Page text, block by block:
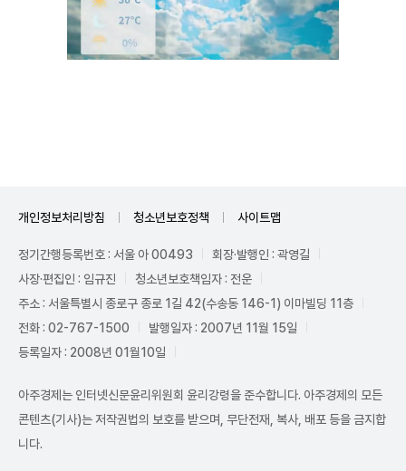
개인정보처리방침 청소년보호정책 사이트맵
정기간행등록번호 : 서울 아 00493
회장·발행인 : 곽영길
사장·편집인 : 임규진
청소년보호책임자 : 전운
주소 : 서울특별시 종로구 종로 1길 42(수송동 146-1) 이마빌딩 11층
전화 : 02-767-1500
발행일자 : 2007년 11월 15일
등록일자 : 2008년 01월10일
아주경제는 인터넷신문윤리위원회 윤리강령을 준수합니다. 아주경제의 모든
콘텐츠(기사)는 저작권법의 보호를 받으며, 무단전재, 복사, 배포 등을 금지합
니다.